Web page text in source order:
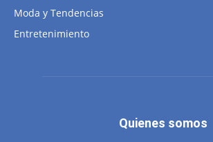
Moda y Tendencias
Entretenimiento
Quienes somos